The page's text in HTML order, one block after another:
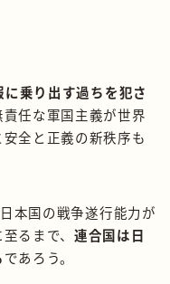
に乗り出す過ちを犯さ
責任な軍国主義が世界
全と正義の新秩序も
本国の戦争遂行能力が
るまで、連合国は日
であろう。